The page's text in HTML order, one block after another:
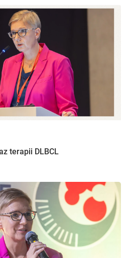
terapii DLBCL